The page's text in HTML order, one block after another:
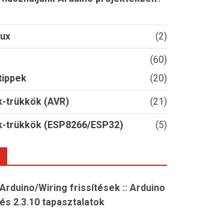
(2)
(60)
(20)
trükkök (AVR) (21)
trükkök (ESP8266/ESP32) (5)
Wiring frissítések :: Arduino
és 2.3.10 tapasztalatok